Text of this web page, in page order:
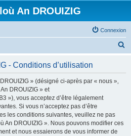
An DROUIZIG
Connexion
- Conditions d’utilisation
» (désigné ci-après par « nous »,
DROUIZIG » et
»), vous acceptez d’être légalement
Si vous n’acceptez pas d’être
les conditions suivantes, veuillez ne pas
An DROUIZIG ». Nous pouvons modifier ces
et nous essaierons de vous informer de